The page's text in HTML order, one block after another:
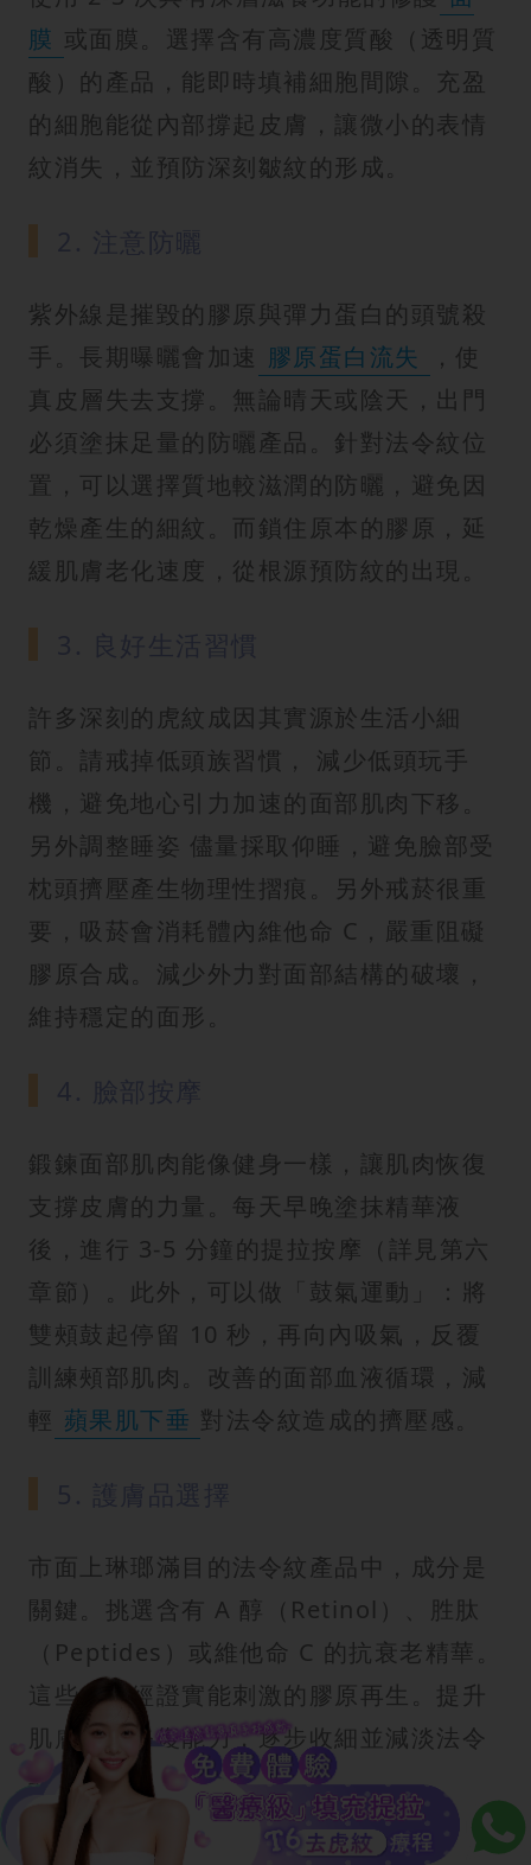
膜 或面膜。選擇含有高濃度質酸（透明質
酸）的產品，能即時填補細胞間隙。充盈
的細胞能從內部撐起皮膚，讓微小的表情
紋消失，並預防深刻皺紋的形成。
紫外線是摧毀的膠原與彈力蛋白的頭號殺
手。長期曝曬會加速 膠原蛋白流失
，使
真皮層失去支撐。無論晴天或陰天，出門
必須塗抹足量的防曬產品。針對法令紋位
置，可以選擇質地較滋潤的防曬，避免因
乾燥產生的細紋。而鎖住原本的膠原，延
緩肌膚老化速度，從根源預防紋的出現。
許多深刻的虎紋成因其實源於生活小細
節。請戒掉低頭族習慣， 減少低頭玩手
機，避免地心引力加速的面部肌肉下移。
另外調整睡姿 儘量採取仰睡，避免臉部受
枕頭擠壓產生物理性摺痕。另外戒菸很重
要，吸菸會消耗體內維他命 C，嚴重阻礙
膠原合成。減少外力對面部結構的破壞，
維持穩定的面形。
鍛鍊面部肌肉能像健身一樣，讓肌肉恢復
支撐皮膚的力量。每天早晚塗抹精華液
後，進行 3-5 分鐘的提拉按摩（詳見第六
章節）。此外，可以做「鼓氣運動」：將
雙頰鼓起停留 10 秒，再向內吸氣，反覆
訓練頰部肌肉。改善的面部血液循環，減
輕 蘋果肌下垂 對法令紋造成的擠壓感。
市面上琳瑯滿目的法令紋產品中，成分是
關鍵。挑選含有 A 醇（Retinol）、胜肽
（Peptides）或維他命 C 的抗衰老精華。
這些成分經證實能刺激的膠原再生。提升
肌膚自我修復能力，逐步收細並減淡法令
紋。
6.補充膠原蛋白